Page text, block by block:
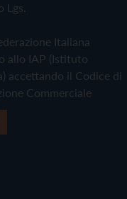
Lgs.
Italiana
allo IAP (Istituto
accettando il Codice di
Commerciale